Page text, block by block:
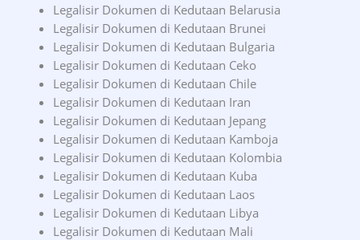
Legalisir Dokumen di Kedutaan Belarusia
Legalisir Dokumen di Kedutaan Brunei
Legalisir Dokumen di Kedutaan Bulgaria
Legalisir Dokumen di Kedutaan Ceko
Legalisir Dokumen di Kedutaan Chile
Legalisir Dokumen di Kedutaan Iran
Legalisir Dokumen di Kedutaan Jepang
Legalisir Dokumen di Kedutaan Kamboja
Legalisir Dokumen di Kedutaan Kolombia
Legalisir Dokumen di Kedutaan Kuba
Legalisir Dokumen di Kedutaan Laos
Legalisir Dokumen di Kedutaan Libya
Legalisir Dokumen di Kedutaan Mali